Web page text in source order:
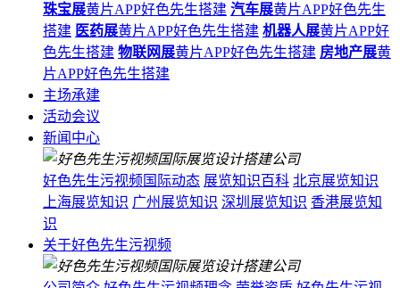
珠宝展黄片APP好色先生搭建 汽车展黄片APP好色先生
搭建 医药展黄片APP好色先生搭建 机器人展黄片APP好
色先生搭建 物联网展黄片APP好色先生搭建 房地产展黄
片APP好色先生搭建
主场承建
活动会议
新闻中心
好色先生污视频国际动态 展览知识百科 北京展览知识
上海展览知识 广州展览知识 深圳展览知识 香港展览知
识
关于好色先生污视频